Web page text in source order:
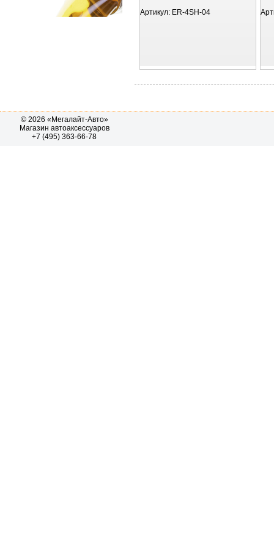
Артикул: ER-4SH-04
© 2026 «Мегалайт-Авто»
Магазин автоаксессуаров
+7 (495) 363-66-78